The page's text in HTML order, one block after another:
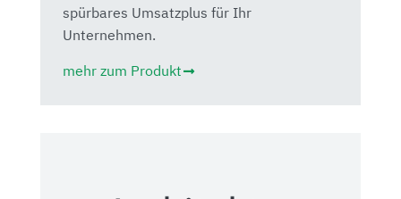
spürbares Umsatzplus für Ihr
Unternehmen.
mehr zum Produkt